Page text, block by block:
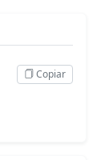
Copiar